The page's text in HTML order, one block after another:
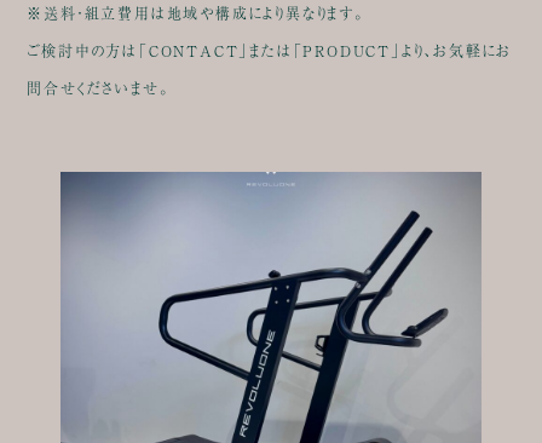
※送料・組立費用は地域や構成により異なります。
ご検討中の方は「CONTACT」または「PRODUCT」より、お気軽にお
問合せくださいませ。